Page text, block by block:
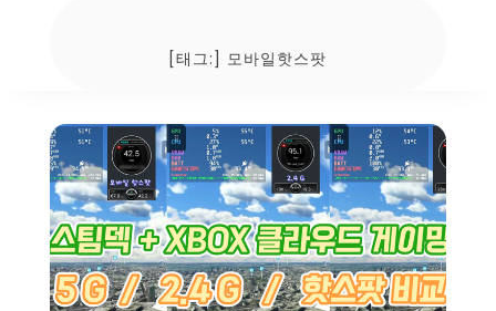
[태그:] 모바일핫스팟